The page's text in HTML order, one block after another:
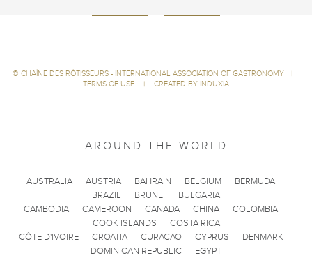
© CHAÎNE DES RÔTISSEURS - INTERNATIONAL ASSOCIATION OF GASTRONOMY
|
TERMS OF USE
| CREATED BY INDUXIA
AROUND THE WORLD
AUSTRALIA AUSTRIA BAHRAIN BELGIUM
BERMUDA
BRAZIL
BRUNEI
BULGARIA
CAMBODIA
CAMEROON CANADA CHINA
COLOMBIA
COOK ISLANDS
COSTA RICA
CÔTE D'IVOIRE
CROATIA CURACAO CYPRUS
DENMARK
DOMINICAN REPUBLIC
EGYPT